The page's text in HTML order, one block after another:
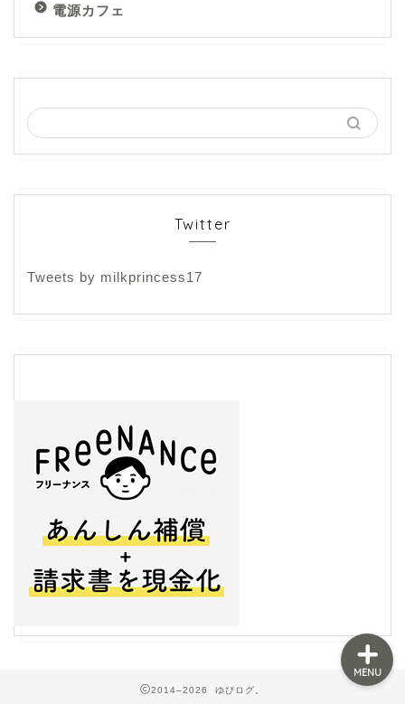
電源カフェ
Twitter
Tweets by milkprincess17
2014–2026 ゆぴログ。
MENU
ライフスタイル